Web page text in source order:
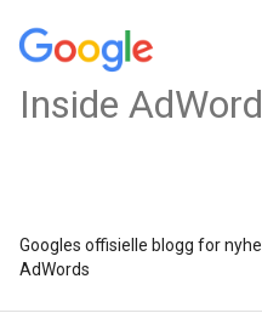
Inside
Googles offisielle blogg for
AdWords